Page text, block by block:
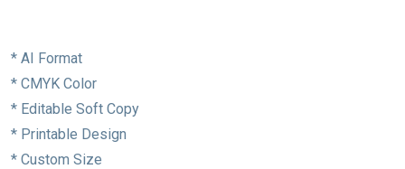
* AI Format
* CMYK Color
* Editable Soft Copy
* Printable Design
* Custom Size